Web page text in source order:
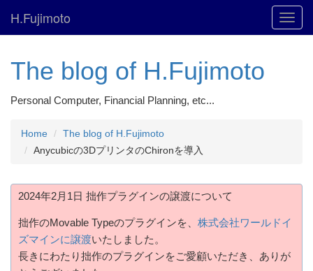
H.Fujimoto
The blog of H.Fujimoto
Personal Computer, Financial Planning, etc...
Home
The blog of H.Fujimoto
Anycubicの3DプリンタのChironを導入
2024年2月1日 拙作プラグインの譲渡について
拙作のMovable Typeのプラグインを、 株式会社ワールドイ
ズマインに譲渡いたしました。
長きにわたり拙作のプラグインをご愛顧いただき、ありが